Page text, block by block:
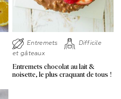
Entremets
et gâteaux
Difficile
Entremets chocolat au lait &
noisette, le plus craquant de tous !